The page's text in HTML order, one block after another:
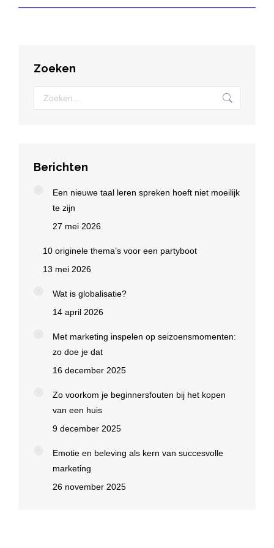
Zoeken
Zoeken:
Berichten
Een nieuwe taal leren spreken hoeft niet moeilijk
te zijn
27 mei 2026
10 originele thema’s voor een partyboot
13 mei 2026
Wat is globalisatie?
14 april 2026
Met marketing inspelen op seizoensmomenten:
zo doe je dat
16 december 2025
Zo voorkom je beginnersfouten bij het kopen
van een huis
9 december 2025
Emotie en beleving als kern van succesvolle
marketing
26 november 2025